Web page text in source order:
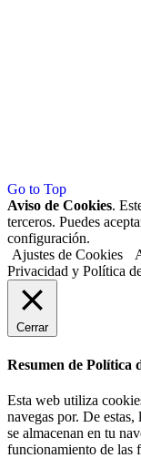
Go to Top
Aviso de Cookies.
terceros. Puedes
configuración.
Ajustes de Cookies
Privacidad y Política
Cerrar
Resumen de Política
Esta web utiliza
navegas por. De
se almacenan en tu
funcionamiento de las